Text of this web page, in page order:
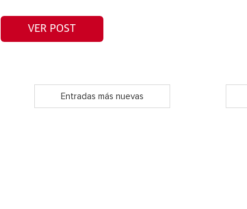
VER POST
Entradas más nuevas